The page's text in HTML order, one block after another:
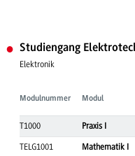
Studiengang
Elektronik
Modulnummer Modul
T1000 Praxis I
TELG1001 Mathematik I